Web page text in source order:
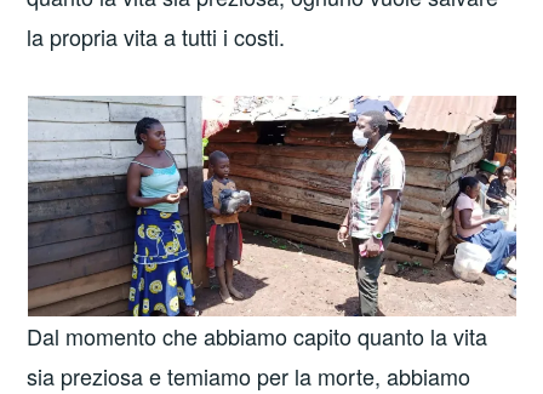
la propria vita a tutti i costi.
Dal momento che abbiamo capito quanto la vita
sia preziosa e temiamo per la morte, abbiamo